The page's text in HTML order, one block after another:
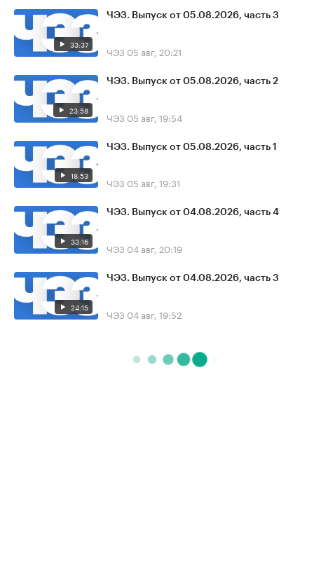
33:37
ЧЭЗ. Выпуск от 05.08.2026, часть 3
ЧЭЗ 05 авг, 20:21
23:58
ЧЭЗ. Выпуск от 05.08.2026, часть 2
ЧЭЗ 05 авг, 19:54
18:53
ЧЭЗ. Выпуск от 05.08.2026, часть 1
ЧЭЗ 05 авг, 19:31
33:16
ЧЭЗ. Выпуск от 04.08.2026, часть 4
ЧЭЗ 04 авг, 20:19
24:15
ЧЭЗ. Выпуск от 04.08.2026, часть 3
ЧЭЗ 04 авг, 19:52